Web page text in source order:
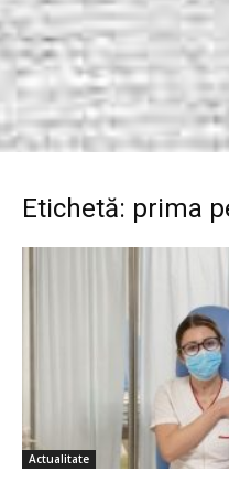
Etichetă: prima
Actualitate